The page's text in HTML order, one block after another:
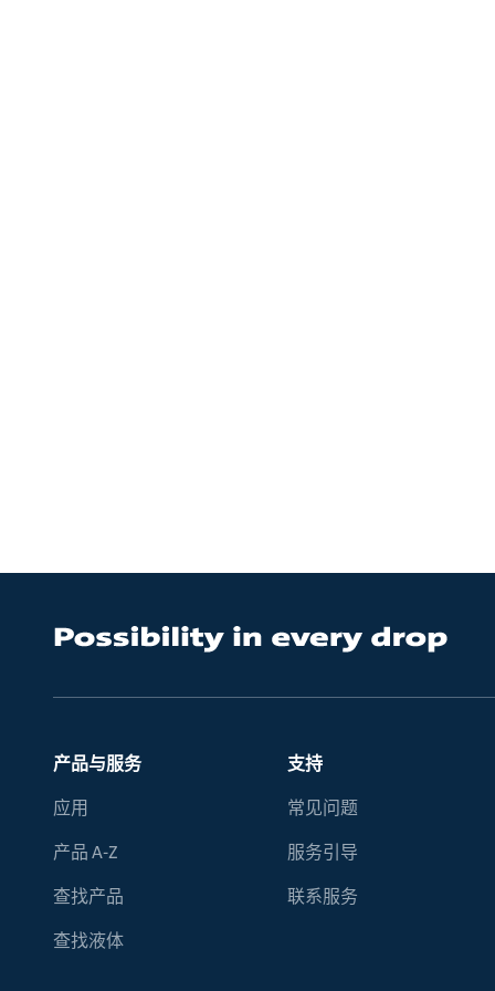
产品与服务
应用
产品 A-Z
查找产品
查找液体
支持
常见问题
服务引导
联系服务